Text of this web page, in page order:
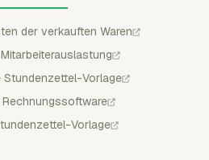
der verkauften Waren
Stundenzettel-Vorlage
Rechnungssoftware
Vorlage